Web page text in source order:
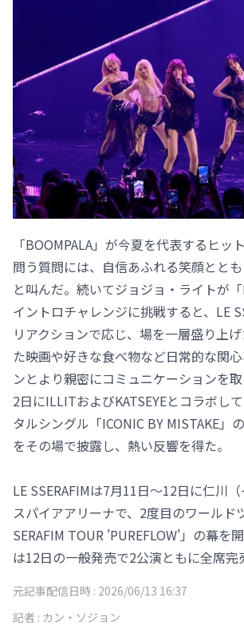
「BOOMPALA」が今夏を代表するヒッ
問う質問には、自信あふれる笑顔ととも
と叫んだ。続いてジョジョ・ライトが
イントロチャレンジに挑戦すると、LE
リアクションで応じ、場を一層盛り上
た映画や好きな食べ物など日常的な関
ンとより親密にコミュニケーションを
2日にILLITおよびKATSEYEとコラボし
タルシングル「ICONIC BY MISTAKE」
をその場で披露し、熱い反響を得た。
LE SSERAFIMは7月11日～12日に仁川
スパイアアリーナで、2度目のワールド
SERAFIM TOUR 'PUREFLOW'」の幕を
は12日の一般発売で2公演ともに全席完
元記事配信日時 : 2026/06/13 16:37
記者 : カン・ソジョン